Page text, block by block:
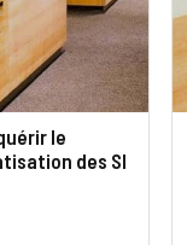
le
des SI